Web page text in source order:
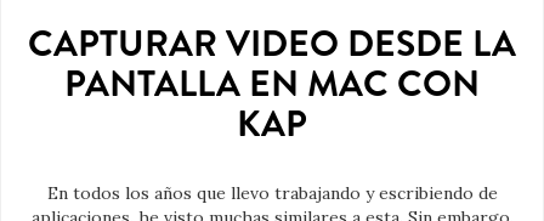
CAPTURAR VIDEO DESDE LA
PANTALLA EN MAC CON
KAP
En todos los años que llevo trabajando y escribiendo de